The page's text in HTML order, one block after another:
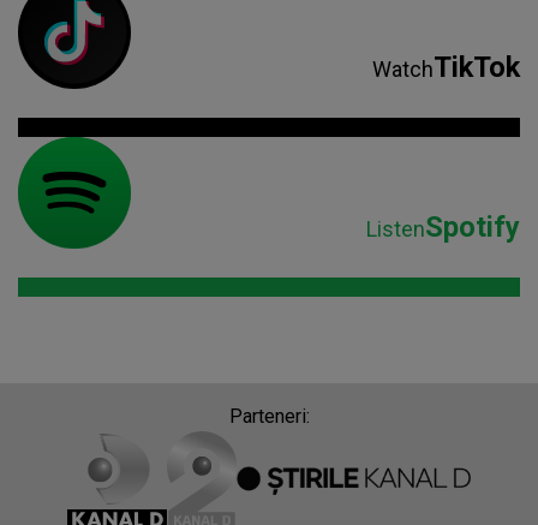
WatchTikTok
ListenSpotify
Parteneri: